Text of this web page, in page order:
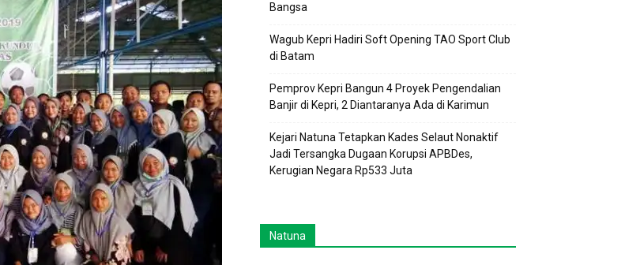
Bangsa
Wagub Kepri Hadiri Soft Opening TAO Sport Club
di Batam
Pemprov Kepri Bangun 4 Proyek Pengendalian
Banjir di Kepri, 2 Diantaranya Ada di Karimun
Kejari Natuna Tetapkan Kades Selaut Nonaktif
Jadi Tersangka Dugaan Korupsi APBDes,
Kerugian Negara Rp533 Juta
Natuna